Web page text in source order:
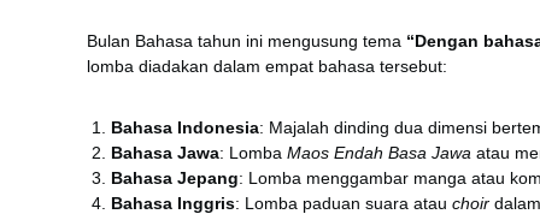
Bulan Bahasa tahun ini mengusung tema “Dengan
lomba diadakan dalam empat bahasa tersebut:
Bahasa Indonesia: Majalah dinding dua dimensi
Bahasa Jawa: Lomba Maos Endah Basa Jawa atau
Bahasa Jepang: Lomba menggambar manga atau
Bahasa Inggris: Lomba paduan suara atau choir